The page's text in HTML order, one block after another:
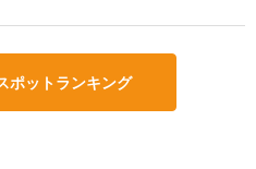
ポットランキング